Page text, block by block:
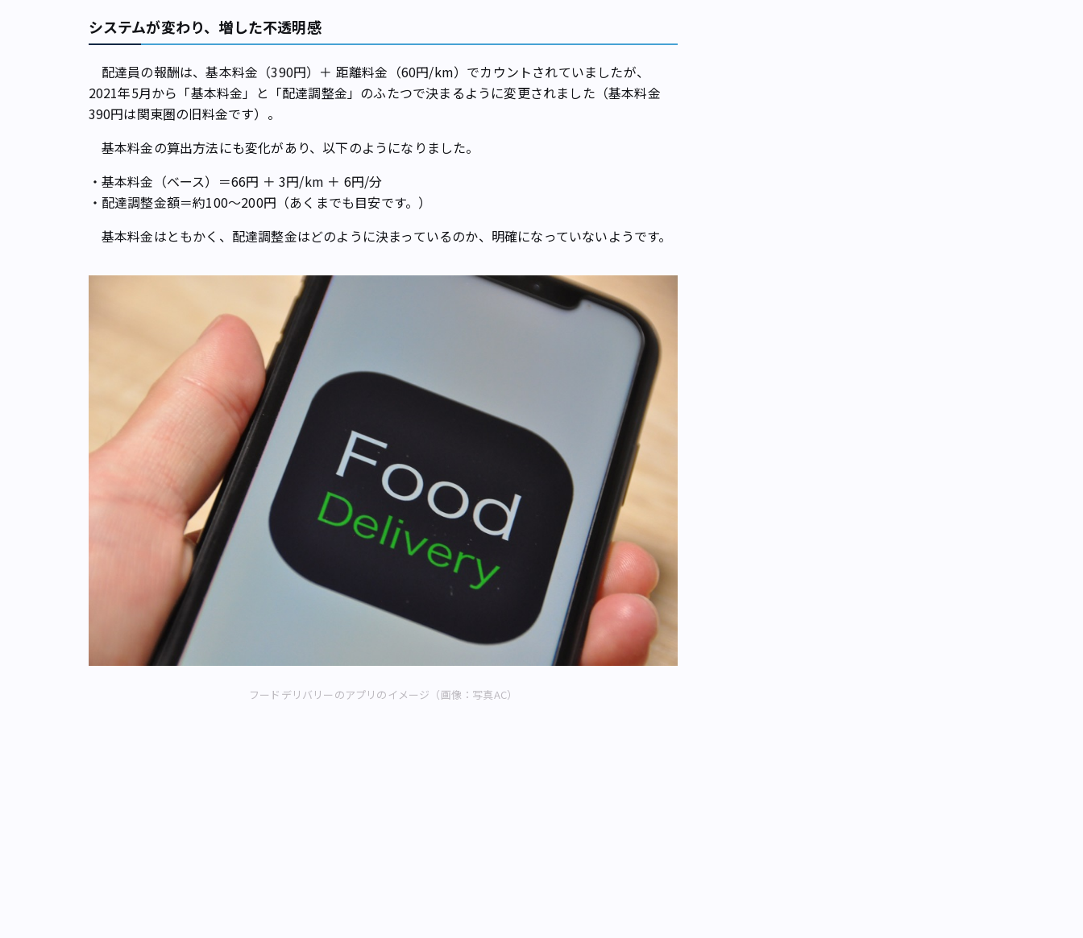
システムが変わり、増した不透明感
配達員の報酬は、基本料金（390円）＋ 距離料金（60円/km）でカウントされていましたが、
2021年5月から「基本料金」と「配達調整金」のふたつで決まるように変更されました（基本料金
390円は関東圏の旧料金です）。
基本料金の算出方法にも変化があり、以下のようになりました。
・基本料金（ベース）＝66円 ＋ 3円/km ＋ 6円/分
・配達調整金額＝約100～200円（あくまでも目安です。）
基本料金はともかく、配達調整金はどのように決まっているのか、明確になっていないようです。
フードデリバリーのアプリのイメージ（画像：写真AC）